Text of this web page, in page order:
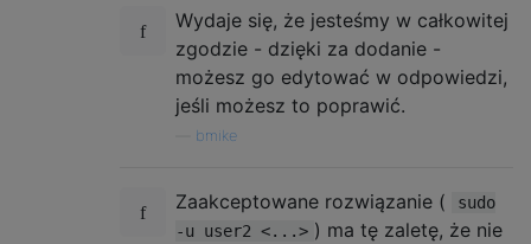
Wydaje się, że jesteśmy w całkowitej
zgodzie - dzięki za dodanie -
możesz go edytować w odpowiedzi,
jeśli możesz to poprawić.
bmike
Zaakceptowane rozwiązanie (
sudo
-u user2 <...> ) ma tę zaletę, że nie